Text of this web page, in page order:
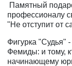
Памятный
профессионалу
"Не отступит от
Фигурка "Судья"
Фемиды: и тому,
начинающему